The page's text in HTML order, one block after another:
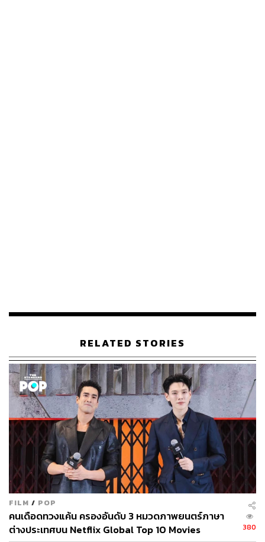
การพัฒนาแคมเปญใหม่ๆ ออกมาสู่ตลาดอยู่เป็นระยะๆ
พยายามพัฒนาชุดเมนูที่คนรุ่นใหม่เข้าถึงได้ง่าย และรองรับ
กำลังซื้อในตลาด QSR ที่อยู่ในภาวะชะลอตัว
McDonald’s มองว่าอีกหนึ่งจุดแข็งที่ตัวเองมีเมื่อเทียบกับ
QSR เจ้าอื่น โดยเฉพาะ KFC ที่เป็นเจ้าตลาดไก่ทอดนั้น มา
จากการมีไลน์สินค้าที่หลากหลาย ทั้งเบอร์เกอร์ ไก่ทอด ของ
หวาน และเครื่องดื่ม
ปัจจุบันยอดการใช้จ่ายในร้านช่วงมื้อกลางวันเฉลี่ยที่ 100-
120 บาท ส่วนมื้อเย็นอยู่ที่ 150-200 บาท ซึ่งภาพรวมสัดส่วน
รายได้ของไก่ทอดอยู่ที่ประมาณ 20% ส่วนรายได้หลักยังมา
จากสินค้ากลุ่มเบอร์เกอร์
อย่างไรก็ตาม ความเคลื่อนไหวในการใช้พรีเซนเตอร์ และ
RELATED STORIES
FILM / POP
คนเดือดทวงแค้น ครองอันดับ 3 หมวดภาพยนตร์ภาษา
ต่างประเทศบน Netflix Global Top 10 Movies
380